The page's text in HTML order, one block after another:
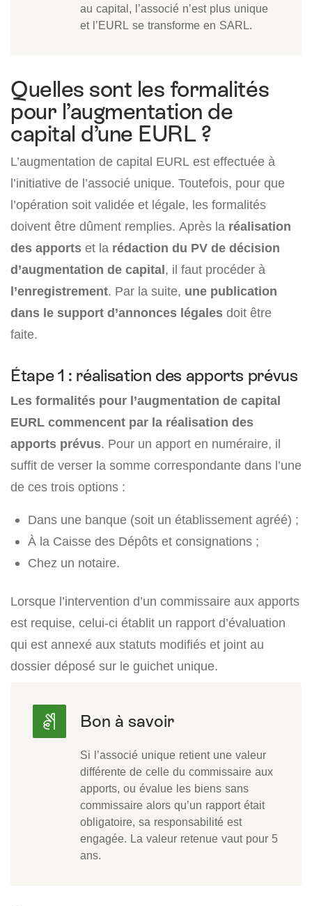
au capital, l’associé n’est plus unique
et l’EURL se transforme en SARL.
Quelles sont les formalités
pour l’augmentation de
capital d’une EURL ?
L’augmentation de capital EURL est effectuée à
l’initiative de l’associé unique. Toutefois, pour que
l’opération soit validée et légale, les formalités
doivent être dûment remplies. Après la réalisation
des apports et la rédaction du PV de décision
d’augmentation de capital, il faut procéder à
l’enregistrement. Par la suite, une publication
dans le support d’annonces légales doit être
faite.
Étape 1 : réalisation des apports prévus
Les formalités pour l’augmentation de capital
EURL commencent par la réalisation des
apports prévus. Pour un apport en numéraire, il
suffit de verser la somme correspondante dans l’une
de ces trois options :
Dans une banque (soit un établissement agréé) ;
À la Caisse des Dépôts et consignations ;
Chez un notaire.
Lorsque l’intervention d’un commissaire aux apports
est requise, celui-ci établit un rapport d’évaluation
qui est annexé aux statuts modifiés et joint au
dossier déposé sur le guichet unique.
Si l’associé unique retient une valeur
différente de celle du commissaire aux
apports, ou évalue les biens sans
commissaire alors qu’un rapport était
obligatoire, sa responsabilité est
engagée. La valeur retenue vaut pour 5
ans.